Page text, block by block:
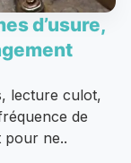
d’usure,
lecture culot,
de
pour ne..